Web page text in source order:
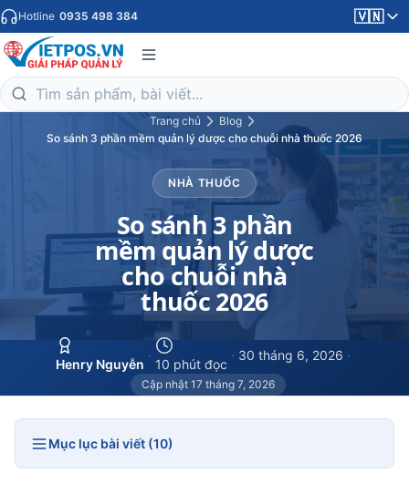
Hotline 0935 498 384 🇻🇳
Trang chủ
Blog
So sánh 3 phần mềm quản lý dược cho chuỗi nhà thuốc 2026
NHÀ THUỐC
So sánh 3 phần
mềm quản lý dược
cho chuỗi nhà
thuốc 2026
Henry Nguyễn
·
10 phút đọc
· 30 tháng 6, 2026 ·
Cập nhật 17 tháng 7, 2026
Mục lục bài viết (10)